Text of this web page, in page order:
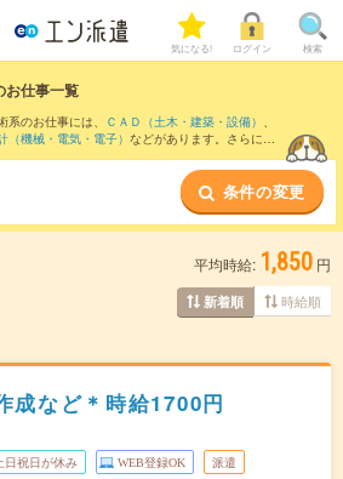
気になる! ログイン 検索
お仕事一覧
のお仕事には、 ＣＡＤ（土木・建築・設備） 、
（機械・電気・電子） などがあります。さらに、
条件の変更
平均時給: 1,850 円
新着順 時給順
成など＊時給1700円
日祝日が休み WEB登録OK 派遣